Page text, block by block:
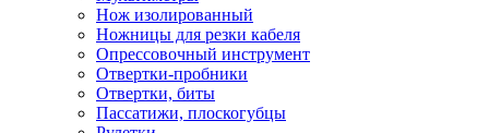
Нож изолированный
Ножницы для резки кабеля
Опрессовочный инструмент
Отвертки-пробники
Отвертки, биты
Пассатижи, плоскогубцы